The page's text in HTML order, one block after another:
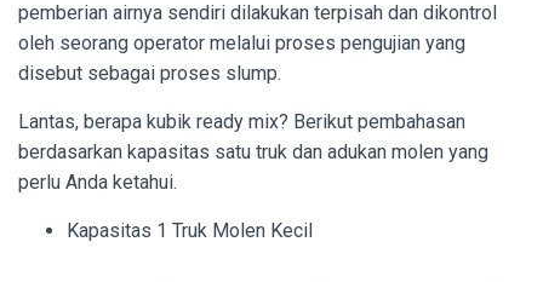
pemberian airnya sendiri dilakukan terpisah dan dikontrol
oleh seorang operator melalui proses pengujian yang
disebut sebagai proses slump.
Lantas, berapa kubik ready mix? Berikut pembahasan
berdasarkan kapasitas satu truk dan adukan molen yang
perlu Anda ketahui.
Kapasitas 1 Truk Molen Kecil